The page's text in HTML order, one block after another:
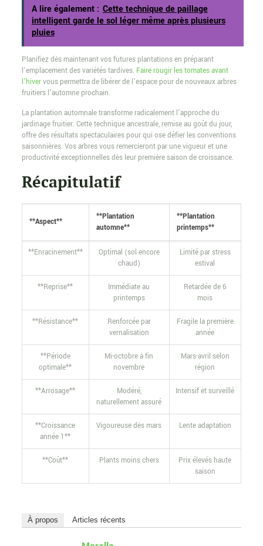
A lire également : Cette technique de paillage
intelligent garde le sol léger même après plusieurs
pluies
Planifiez dès maintenant vos futures plantations en préparant
l’emplacement des variétés tardives. Faire rougir les tomates avant
l’hivervous permettra de libérer de l’espace pour de nouveaux arbres
fruitiers l’automne prochain.
La plantation automnale transforme radicalement l’approche du
jardinage fruitier. Cette technique ancestrale, remise au goût du jour,
offre des résultats spectaculaires pour qui ose défier les conventions
saisonnières. Vos arbres vous remercieront par une vigueur et une
productivité exceptionnelles dès leur première saison de croissance.
Récapitulatif
**Aspect**
**Plantation
automne**
**Plantation
printemps**
**Enracinement**
Optimal (sol encore
chaud)
Limité par stress
estival
**Reprise**
Immédiate au
printemps
Retardée de 6
mois
**Résistance**
Renforcée par
vernalisation
Fragile la première
année
**Période
optimale**
Mi-octobre à fin
novembre
Mars-avril selon
région
**Arrosage**
Modéré,
naturellement assuré
Intensif et surveillé
**Croissance
année 1**
Vigoureuse dès mars Lente adaptation
**Coût** Plants moins chers
Prix élevés haute
saison
À propos Articles récents